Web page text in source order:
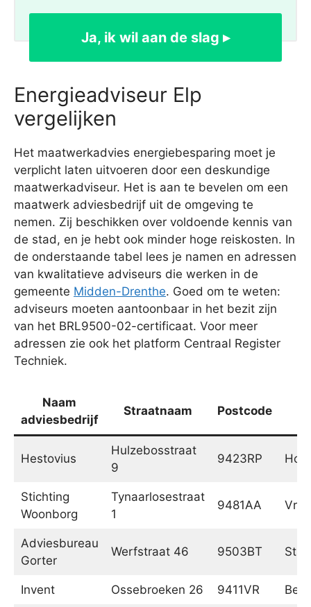
Ja, ik wil aan de slag ▸
Energieadviseur Elp
vergelijken
Het maatwerkadvies energiebesparing moet je
verplicht laten uitvoeren door een deskundige
maatwerkadviseur. Het is aan te bevelen om een
maatwerk adviesbedrijf uit de omgeving te
nemen. Zij beschikken over voldoende kennis van
de stad, en je hebt ook minder hoge reiskosten. In
de onderstaande tabel lees je namen en adressen
van kwalitatieve adviseurs die werken in de
gemeente Midden-Drenthe. Goed om te weten:
adviseurs moeten aantoonbaar in het bezit zijn
van het BRL9500-02-certificaat. Voor meer
adressen zie ook het platform Centraal Register
Techniek.
Naam
adviesbedrijf
Straatnaam Postcode
Hestovius
Hulzebosstraat
9
9423RP
Stichting
Woonborg
Tynaarlosestraat
1
9481AA
Adviesbureau
Gorter
Werfstraat 46 9503BT
Invent Ossebroeken 26 9411VR